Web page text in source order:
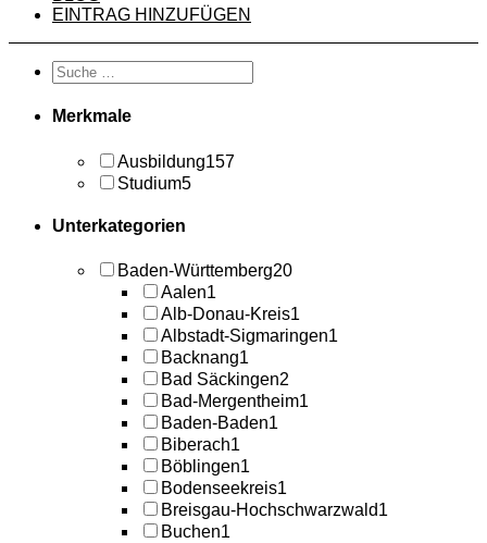
EINTRAG HINZUFÜGEN
Merkmale
Ausbildung157
Studium5
Unterkategorien
Baden-Württemberg20
Aalen1
Alb-Donau-Kreis1
Albstadt-Sigmaringen1
Backnang1
Bad Säckingen2
Bad-Mergentheim1
Baden-Baden1
Biberach1
Böblingen1
Bodenseekreis1
Breisgau-Hochschwarzwald1
Buchen1